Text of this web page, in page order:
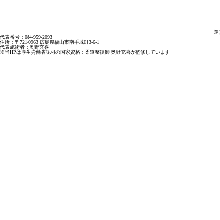
運
代表番号：084-959-2093
住所：〒721-0963 広島県福山市南手城町3-6-1
代表施術者：奥野充喜
※当HPは厚生労働省認可の国家資格：柔道整復師 奥野充喜が監修しています